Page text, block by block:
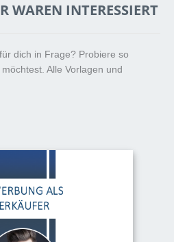
WAREN INTERESSIERT
dich in Frage? Probiere so
Alle Vorlagen und